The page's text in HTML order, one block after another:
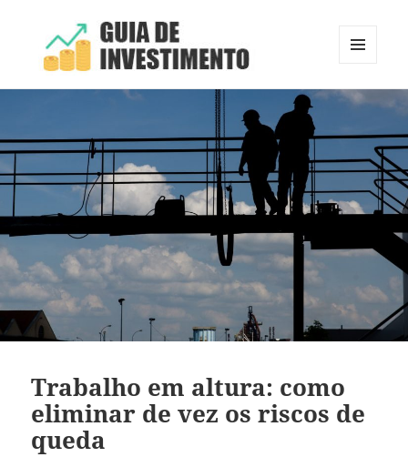
Guia de Investimento
E
WIDGETS
Trabalho em altura: como
eliminar de vez os riscos de
queda